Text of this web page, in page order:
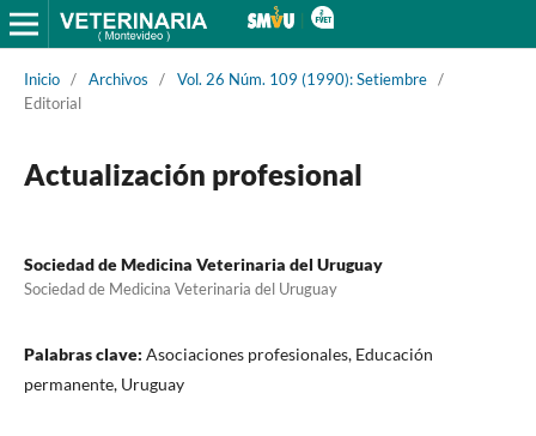
Inicio / Archivos / Vol. 26 Núm. 109 (1990): Setiembre /
Editorial
Actualización profesional
Sociedad de Medicina Veterinaria del Uruguay
Sociedad de Medicina Veterinaria del Uruguay
Palabras clave: Asociaciones profesionales, Educación
permanente, Uruguay